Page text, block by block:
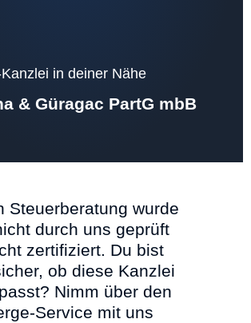
in deiner Nähe
& Güragac PartG mbB
Steuerberatung wurde
durch uns geprüft
zertifiziert. Du bist
ob diese Kanzlei
Nimm über den
Service mit uns